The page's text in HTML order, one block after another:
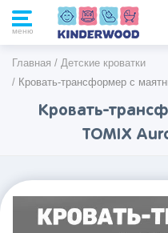
меню
Главная / Детские кроватки
/ Кровать-трансформер с
Кровать-
TOMIX